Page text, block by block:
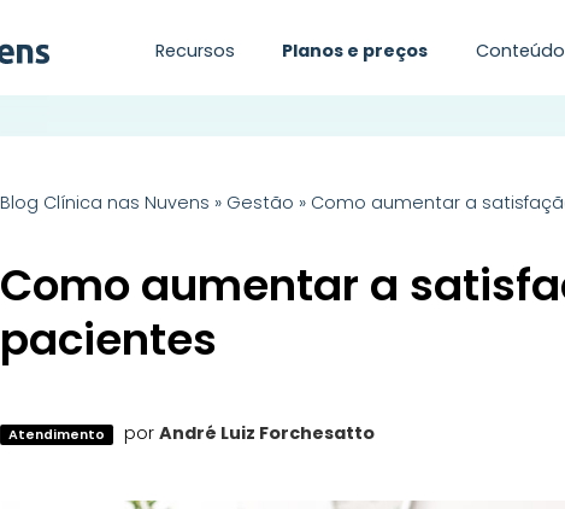
Recursos Planos e preços
Blog Clínica nas Nuvens » Gestão » Como aumentar a
Como aumentar a
pacientes
Atendimento por André Luiz Forchesatto